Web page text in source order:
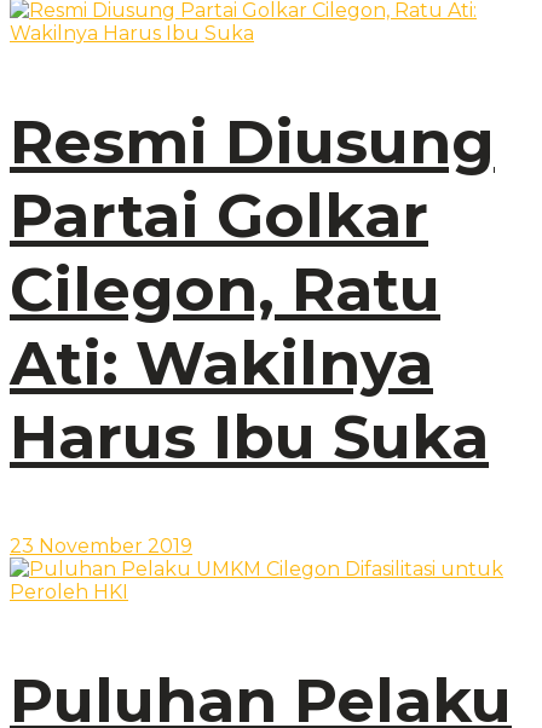
Resmi Diusung
Partai Golkar
Cilegon, Ratu
Ati: Wakilnya
Harus Ibu Suka
23 November 2019
Puluhan Pelaku